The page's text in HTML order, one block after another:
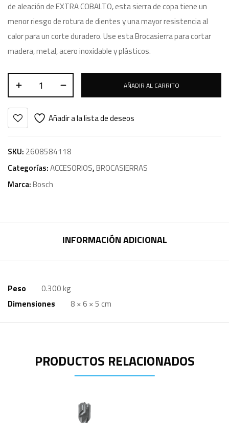
de aleación de EXTRA COBALTO, esta sierra de copa tiene un
menor riesgo de rotura de dientes y una mayor resistencia al
calor para un corte duradero. Use esta Brocasierra para cortar
madera, metal, acero inoxidable y plásticos.
AÑADIR AL CARRITO
Añadir a la lista de deseos
SKU: 2608584118
Categorías:ACCESORIOS,BROCASIERRAS
Marca:Bosch
INFORMACIÓN ADICIONAL
Peso
0.300 kg
Dimensiones
8 × 6 × 5 cm
PRODUCTOS RELACIONADOS